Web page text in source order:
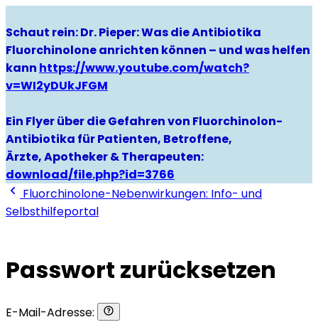
Schaut rein: Dr. Pieper: Was die Antibiotika
Fluorchinolone anrichten können – und was helfen
kann https://www.youtube.com/watch?
v=WI2yDUkJFGM
Ein Flyer über die Gefahren von Fluorchinolon-
Antibiotika für Patienten, Betroffene,
Ärzte, Apotheker & Therapeuten:
download/file.php?id=3766
Fluorchinolone-Nebenwirkungen: Info- und
Selbsthilfeportal
Passwort zurücksetzen
E-Mail-Adresse: